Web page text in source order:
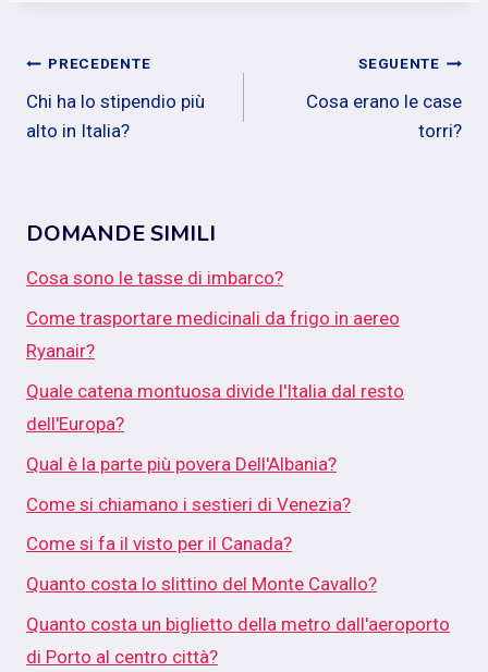
Navigazione
articoli
PRECEDENTE
Chi ha lo stipendio più
alto in Italia?
SEGUENTE
Cosa erano le case
torri?
DOMANDE SIMILI
Cosa sono le tasse di imbarco?
Come trasportare medicinali da frigo in aereo
Ryanair?
Quale catena montuosa divide l'Italia dal resto
dell'Europa?
Qual è la parte più povera Dell'Albania?
Come si chiamano i sestieri di Venezia?
Come si fa il visto per il Canada?
Quanto costa lo slittino del Monte Cavallo?
Quanto costa un biglietto della metro dall'aeroporto
di Porto al centro città?